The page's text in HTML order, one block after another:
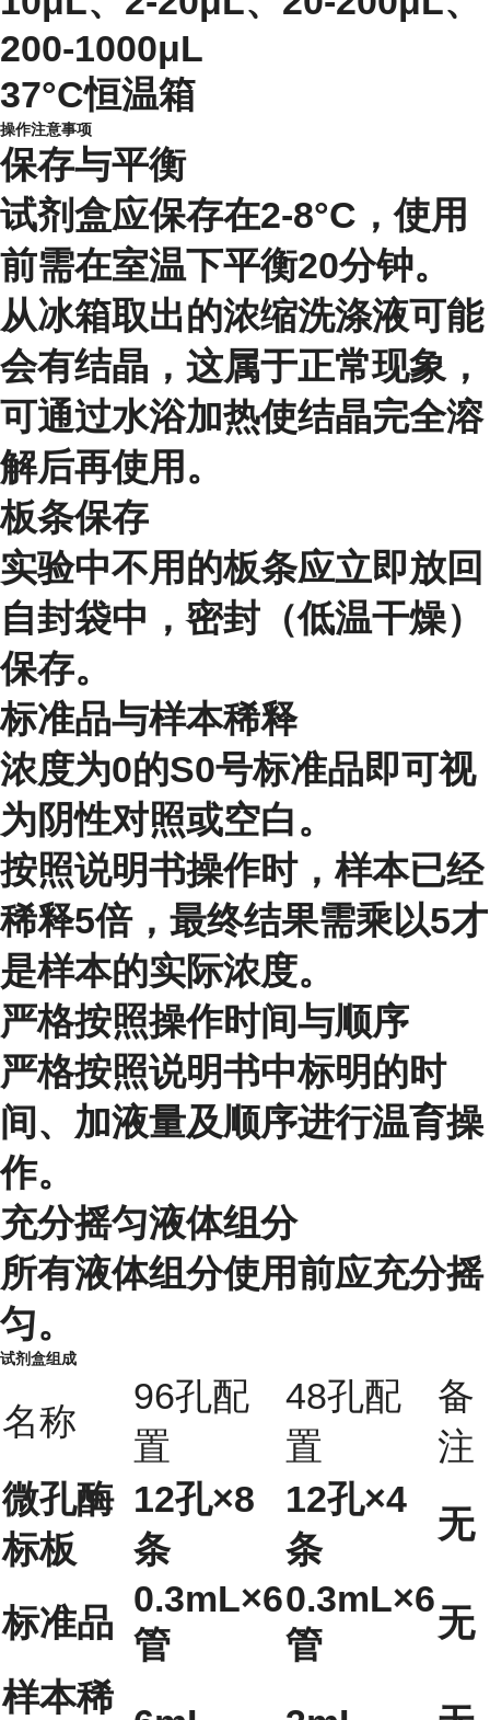
200-1000μL
37°C恒温箱
操作注意事项
保存与平衡
试剂盒应保存在2-8°C，使用
前需在室温下平衡20分钟。
从冰箱取出的浓缩洗涤液可能
会有结晶，这属于正常现象，
可通过水浴加热使结晶完全溶
解后再使用。
板条保存
实验中不用的板条应立即放回
自封袋中，密封（低温干燥）
保存。
标准品与样本稀释
浓度为0的S0号标准品即可视
为阴性对照或空白。
按照说明书操作时，样本已经
稀释5倍，最终结果需乘以5才
是样本的实际浓度。
严格按照操作时间与顺序
严格按照说明书中标明的时
间、加液量及顺序进行温育操
作。
充分摇匀液体组分
所有液体组分使用前应充分摇
匀。
试剂盒组成
名称
96孔配
置
48孔配
置
备
注
微孔酶
标板
12孔×8
条
12孔×4
条
无
标准品
0.3mL×6
管
0.3mL×6
管
无
样本稀